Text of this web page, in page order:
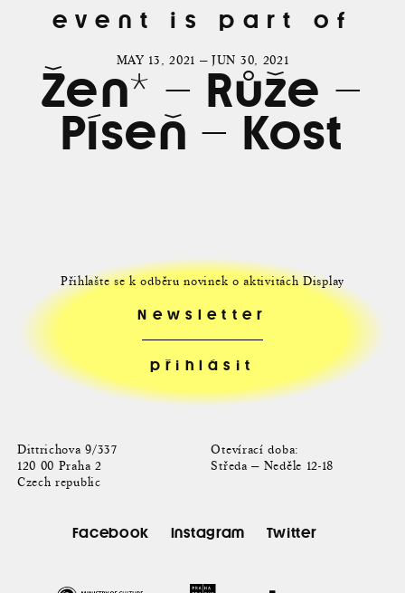
event is part of
MAY 13, 2021 — JUN 30, 2021
Žen* – Růže –
Píseň – Kost
Dittrichova 9/337
120 00 Praha 2
Czech republic
Otevírací doba:
Středa — Neděle 12-18
Facebook Instagram Twitter
Přihlašte se k odběru novinek o aktivitách Display
Newsletter